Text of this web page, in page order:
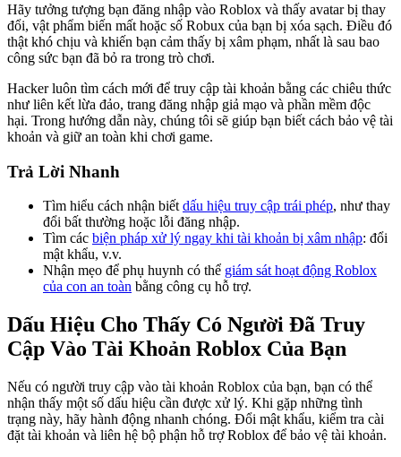
Hãy tưởng tượng bạn đăng nhập vào Roblox và thấy avatar bị thay
đổi, vật phẩm biến mất hoặc số Robux của bạn bị xóa sạch. Điều đó
thật khó chịu và khiến bạn cảm thấy bị xâm phạm, nhất là sau bao
công sức bạn đã bỏ ra trong trò chơi.
Hacker luôn tìm cách mới để truy cập tài khoản bằng các chiêu thức
như liên kết lừa đảo, trang đăng nhập giả mạo và phần mềm độc
hại. Trong hướng dẫn này, chúng tôi sẽ giúp bạn biết cách bảo vệ tài
khoản và giữ an toàn khi chơi game.
Trả Lời Nhanh
Tìm hiểu cách nhận biết dấu hiệu truy cập trái phép, như thay
đổi bất thường hoặc lỗi đăng nhập.
Tìm các biện pháp xử lý ngay khi tài khoản bị xâm nhập: đổi
mật khẩu, v.v.
Nhận mẹo để phụ huynh có thể giám sát hoạt động Roblox
của con an toàn bằng công cụ hỗ trợ.
Dấu Hiệu Cho Thấy Có Người Đã Truy
Cập Vào Tài Khoản Roblox Của Bạn
Nếu có người truy cập vào tài khoản Roblox của bạn, bạn có thể
nhận thấy một số dấu hiệu cần được xử lý. Khi gặp những tình
trạng này, hãy hành động nhanh chóng. Đổi mật khẩu, kiểm tra cài
đặt tài khoản và liên hệ bộ phận hỗ trợ Roblox để bảo vệ tài khoản.